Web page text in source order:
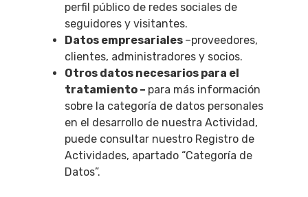
perfil público de redes sociales de
seguidores y visitantes.
Datos empresariales –proveedores,
clientes, administradores y socios.
Otros datos necesarios para el
tratamiento – para más información
sobre la categoría de datos personales
en el desarrollo de nuestra Actividad,
puede consultar nuestro Registro de
Actividades, apartado “Categoría de
Datos”.